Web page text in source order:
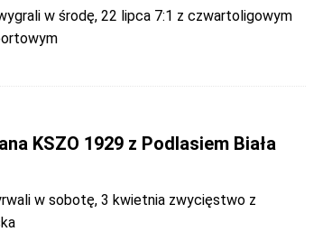
w środę, 22 lipca 7:1 z czwartoligowym
KSZO 1929 z Podlasiem Biała
w sobotę, 3 kwietnia zwycięstwo z